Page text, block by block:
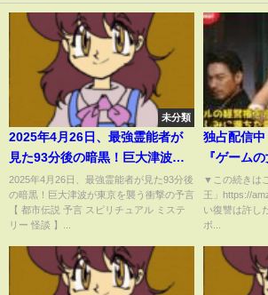
未分類
2025年4月26日、最強霊能者が
見た93分後の暗黒！巨大津波が
東京を襲う衝撃の予言【 都市伝
説 予言 スピリチュアル ミステリ
ー 怪談 】
2025年4月26日、最強霊能者が見た93分後
の暗黒！巨大津波が東京を襲う衝撃の予言
【 都市伝説 予言 スピリチュアル ミステ
リー 怪談 】...
独占配信中
『ゲーム
ジンモと
に満ちた愛
▼この続きは
王」https://
い復讐は許し
ボ...